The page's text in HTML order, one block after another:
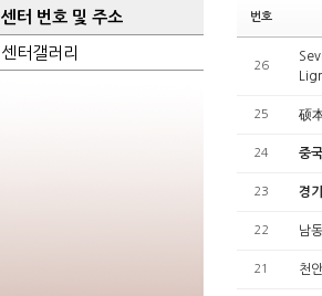
센터 번호 및 주소
센터갤러리
번호
26
25 硕
24 중
23 경
22 남
21 천